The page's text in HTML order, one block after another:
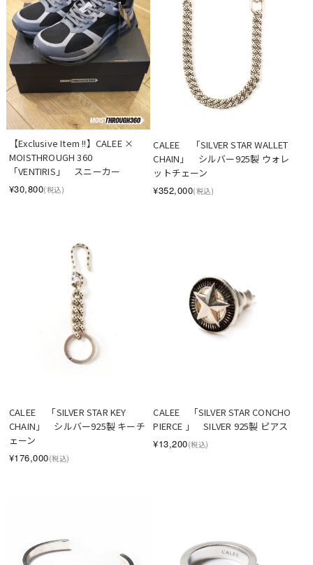
【Exclusive Item !!】CALEE ×
MOISTHROUGH 360
「VENTIRIS」　スニーカー
¥30,800(税込)
CALEE 　「SILVER STAR WALLET
CHAIN」　シルバー925製 ウォレ
ットチェーン
¥352,000(税込)
CALEE 　「SILVER STAR KEY
CHAIN」　シルバー925製 キーチ
ェーン
¥176,000(税込)
CALEE　「SILVER STAR CONCHO
PIERCE 」　SILVER 925製 ピアス
¥13,200(税込)